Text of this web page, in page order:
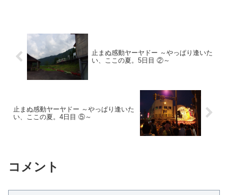
止まぬ感動ヤーヤドー ～やっぱり逢いた
い、ここの夏。5日目 ②～
止まぬ感動ヤーヤドー ～やっぱり逢いた
い、ここの夏。4日目 ⑤～
コメント